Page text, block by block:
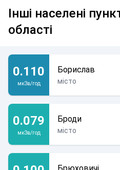
Інші населені
області
0.110
мкЗв/год
Борислав
місто
0.079
мкЗв/год
Броди
місто